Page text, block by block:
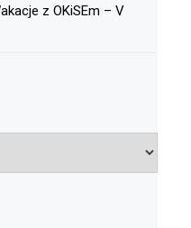
z OKiSEm – V